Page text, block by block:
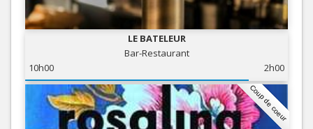
LE BATELEUR
Bar-Restaurant
10h00
2h00
Coup de coeur